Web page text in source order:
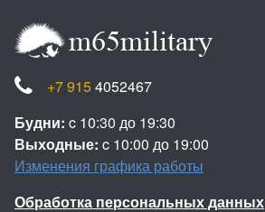
+7 915 4052467
Будни: c 10:30 до 19:30
Выходные: c 10:00 до 19:00
Изменения графика работы
Обработка персональных данных